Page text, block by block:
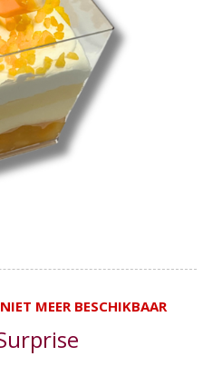
MEER BESCHIKBAAR